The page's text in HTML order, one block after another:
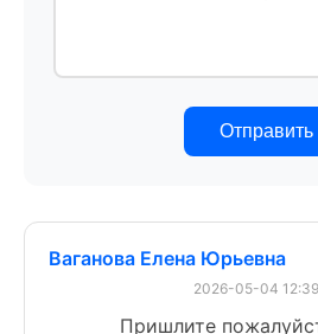
Отправить
Ваганова Елена Юрьевна
2026-05-04
Пришлите